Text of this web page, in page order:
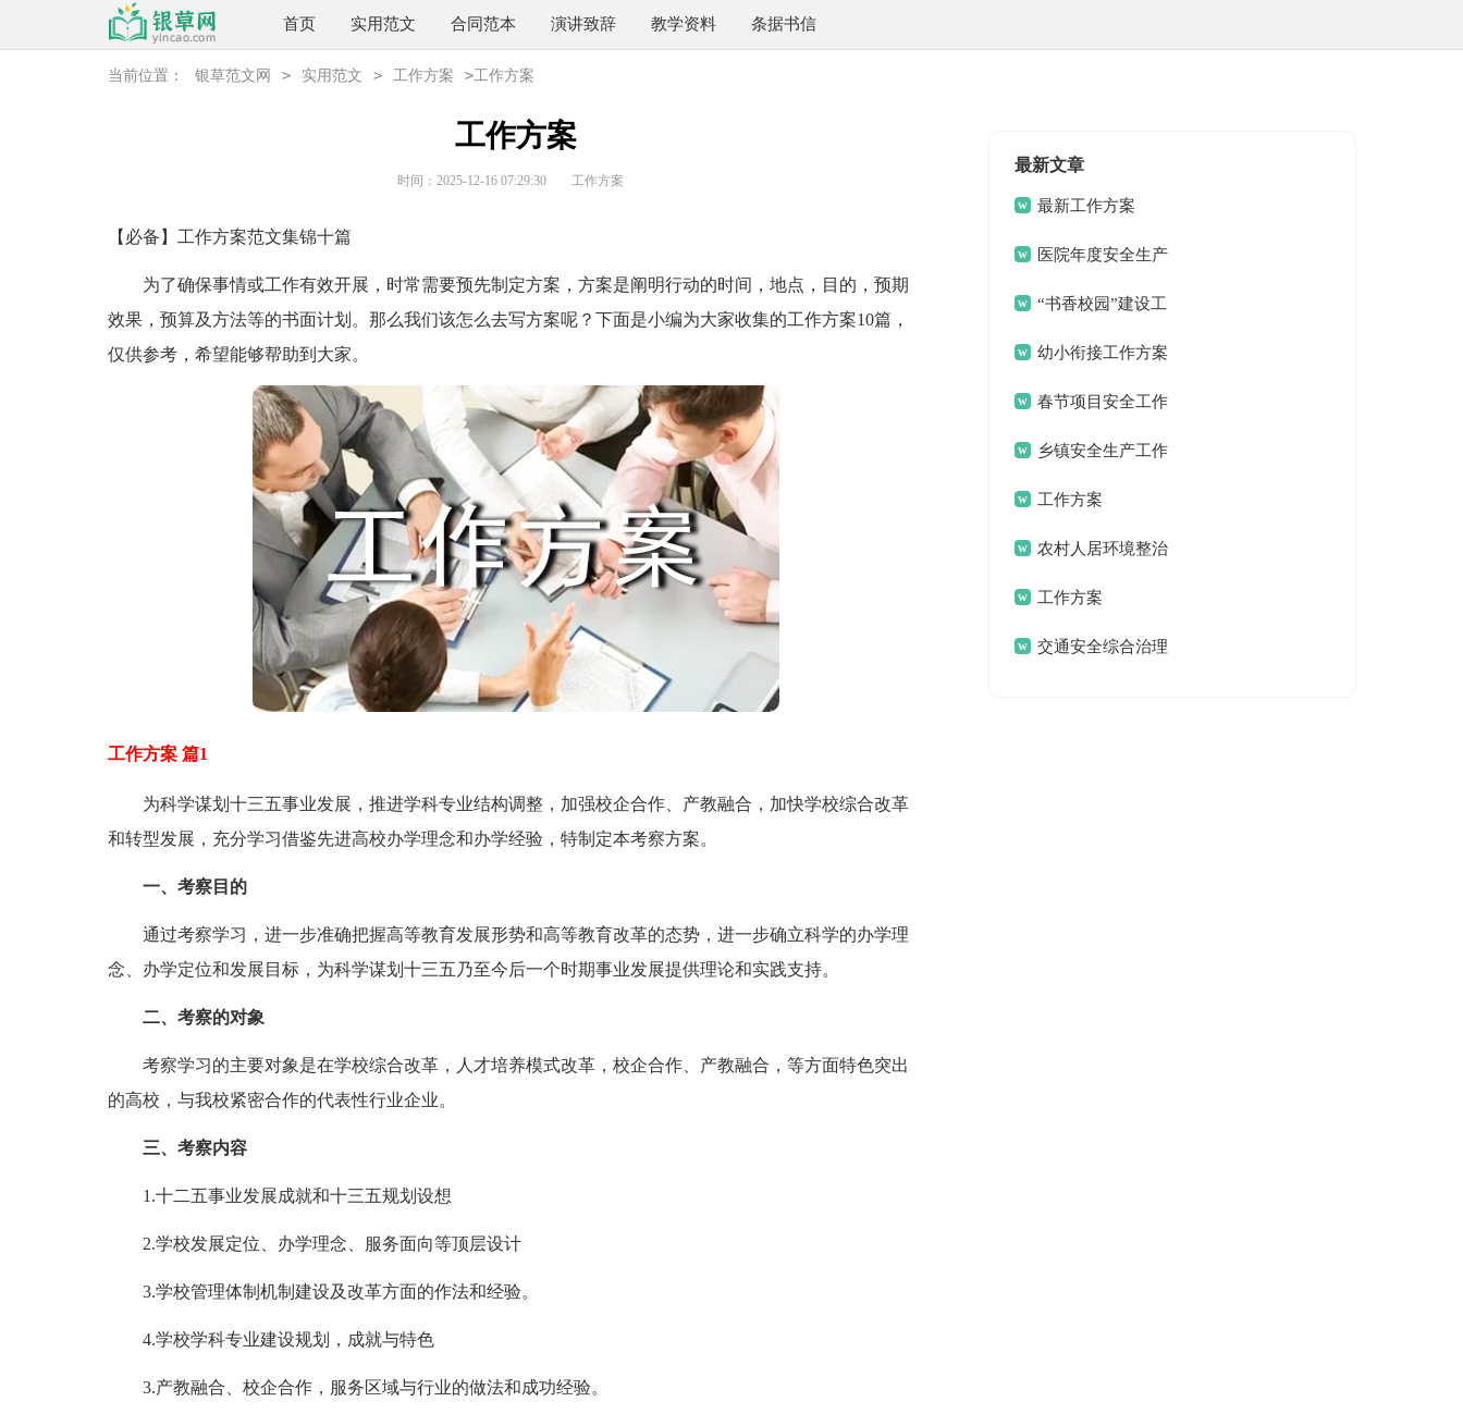
首页 实用范文 合同范本 演讲致辞 教学资料 条据书信
当前位置： 银草范文网 > 实用范文 > 工作方案 >工作方案
工作方案
时间：2025-12-16 07:29:30 工作方案
【必备】工作方案范文集锦十篇
为了确保事情或工作有效开展，时常需要预先制定方案，方案是阐明行动的时间，地点，目的，预期
效果，预算及方法等的书面计划。那么我们该怎么去写方案呢？下面是小编为大家收集的工作方案10篇，
仅供参考，希望能够帮助到大家。
工作方案 篇1
为科学谋划十三五事业发展，推进学科专业结构调整，加强校企合作、产教融合，加快学校综合改革
和转型发展，充分学习借鉴先进高校办学理念和办学经验，特制定本考察方案。
一、考察目的
通过考察学习，进一步准确把握高等教育发展形势和高等教育改革的态势，进一步确立科学的办学理
念、办学定位和发展目标，为科学谋划十三五乃至今后一个时期事业发展提供理论和实践支持。
二、考察的对象
考察学习的主要对象是在学校综合改革，人才培养模式改革，校企合作、产教融合，等方面特色突出
的高校，与我校紧密合作的代表性行业企业。
三、考察内容
1.十二五事业发展成就和十三五规划设想
2.学校发展定位、办学理念、服务面向等顶层设计
3.学校管理体制机制建设及改革方面的作法和经验。
4.学校学科专业建设规划，成就与特色
3.产教融合、校企合作，服务区域与行业的做法和成功经验。
最新文章
最新工作方案
医院年度安全生产
工作方案
“书香校园”建设工
作方案幼小衔接工作方案
春节项目安全工作
方案乡镇安全生产工作
方案工作方案
农村人居环境整治
工作方案
工作方案
交通安全综合治理